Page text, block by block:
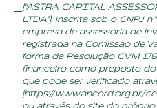
(“ASTRA CAPITAL
LTDA”), inscrita sob o CNPJ
empresa de assessoria de
registrada na Comissão de
forma da Resolução CVM
financeiro como preposto
que pode ser verificado
(https://www.ancord.org.br/
ou através do site do